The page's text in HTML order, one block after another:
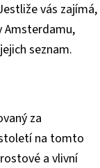
vás zajímá,
Amsterdamu,
seznam.
za
na tomto
a vlivní